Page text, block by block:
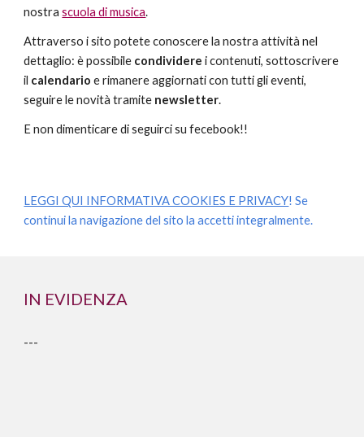
nostrascuola di musica.
Attraverso i sito potete conoscere la nostra attività nel
dettaglio: è possibile condividere i contenuti, sottoscrivere
il calendario e rimanere aggiornati con tutti gli eventi,
seguire le novità tramite newsletter.
E non dimenticare di seguirci su fecebook!!
LEGGI QUI INFORMATIVA COOKIES E PRIVACY! Se
continui la navigazione del sito la accetti integralmente.
IN EVIDENZA
---